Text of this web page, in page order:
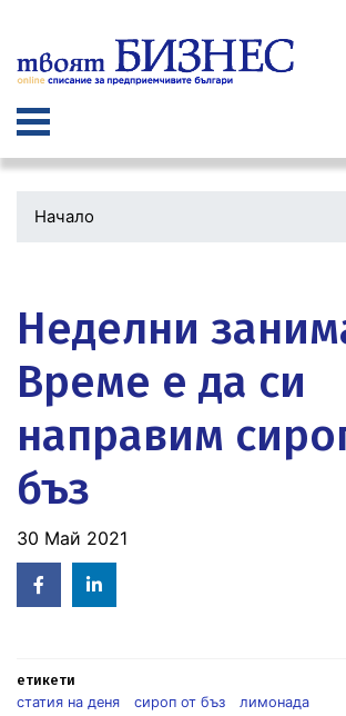
към
основното
Начало
Неделни
Време е да си
направим
бъз
30 Май 2021
Facebook
in
етикети
статия на деня
сироп от бъз лимонада